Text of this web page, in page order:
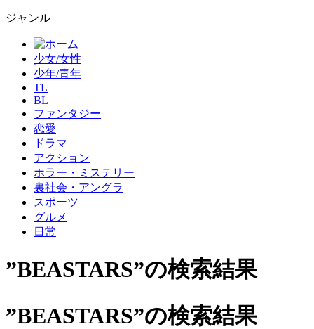
ジャンル
少女/女性
少年/青年
TL
BL
ファンタジー
恋愛
ドラマ
アクション
ホラー・ミステリー
裏社会・アングラ
スポーツ
グルメ
日常
”BEASTARS”の検索結果
”BEASTARS”の検索結果